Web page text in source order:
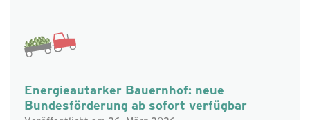
Energieautarker Bauernhof: neue
Bundesförderung ab sofort verfügbar